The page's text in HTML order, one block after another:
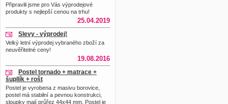
Připravili jsme pro Vás výprodejové
produkty s nejlepší cenou na trhu!
25.04.2019
Slevy - výprodej!
Velký letní výprodej vybraného zboží za
neuvěřitelné ceny!
19.08.2016
Postel tornado + matrace +
šupllík + rošt
Postel je vyrobena z masivu borovice,
postel má stabilní a pevnou konstrukci,
sloupky mají průřez 44x44 mm. Postel je